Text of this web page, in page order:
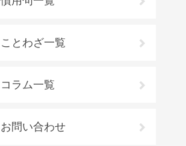
ことわざ一覧
コラム一覧
お問い合わせ